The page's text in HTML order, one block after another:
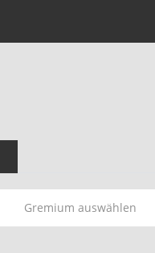
Gremium auswählen